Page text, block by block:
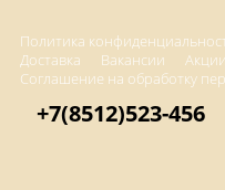
Политика
Доставка
Вакансии Акции
Соглашение на обработку
+7(8512)523-456